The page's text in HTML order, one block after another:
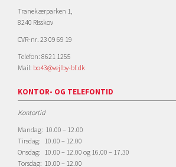
Tranekærparken 1,
8240 Risskov
CVR-nr. 23 09 69 19
Telefon: 8621 1255
Mail: bo43@vejlby-bf.dk
KONTOR- OG TELEFONTID
Kontortid
Mandag: 10.00 – 12.00
Tirsdag: 10.00 – 12.00
Onsdag: 10.00 – 12.00 og 16.00 – 17.30
Torsdag: 10.00 – 12.00